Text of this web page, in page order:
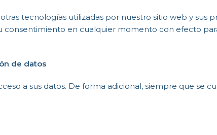
tecnologías utilizadas por nuestro sitio web y sus
consentimiento en cualquier momento con efecto
de datos
a sus datos. De forma adicional, siempre que se